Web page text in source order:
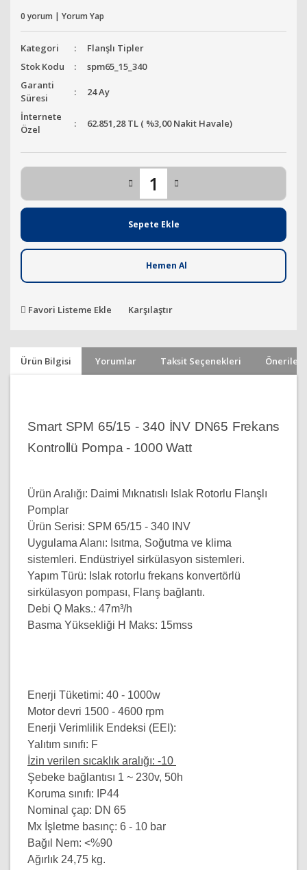
0 yorum | Yorum Yap
Kategori
Flanşlı Tipler
Stok Kodu
spm65_15_340
Garanti
Süresi
24 Ay
İnternete
Özel
62.851,28 TL ( %3,00 Nakit Havale)
Sepete Ekle
Hemen Al
Favori Listeme Ekle Karşılaştır
Ürün Bilgisi Yorumlar Taksit Seçenekleri
Smart SPM 65/15 - 340 İNV DN65 Frekans
Kontrollü Pompa - 1000 Watt
Ürün Aralığı: Daimi Mıknatıslı Islak Rotorlu Flanşlı
Pomplar
Ürün Serisi: SPM 65/15 - 340 INV
Uygulama Alanı: Isıtma, Soğutma ve klima
sistemleri. Endüstriyel sirkülasyon sistemleri.
Yapım Türü: Islak rotorlu frekans konvertörlü
sirkülasyon pompası, Flanş bağlantı.
Debi Q Maks.: 47m³/h
Basma Yüksekliği H Maks: 15mss
Enerji Tüketimi: 40 - 1000w
Motor devri 1500 - 4600 rpm
Enerji Verimlilik Endeksi (EEI):
Yalıtım sınıfı: F
İzin verilen sıcaklık aralığı: -10
Şebeke bağlantısı 1 ~ 230v, 50h
Koruma sınıfı: IP44
Nominal çap: DN 65
Mx İşletme basınç: 6 - 10 bar
Bağıl Nem: <%90
Ağırlık 24,75 kg.